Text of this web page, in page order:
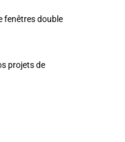
fenêtres double
projets de